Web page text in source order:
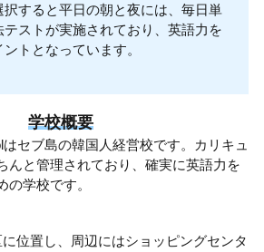
択すると平日の朝と夜には、毎日単
ストが実施されており、英語力を
トとなっています。
学校概要
セブ島の韓国人経営校です。カリキュ
んと管理されており、確実に英語力を
の学校です。
位置し、周辺にはショッピングセンタ